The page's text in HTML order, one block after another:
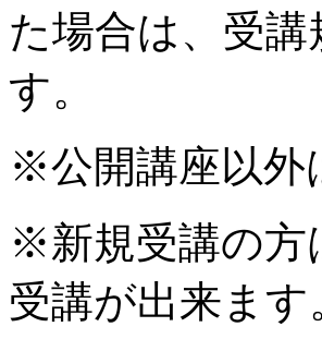
た場合は、受
す。
※公開講座以外
※新規受講の方
受講が出来ます